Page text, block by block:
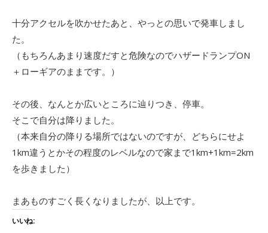
十分アクセルを吹かせたあと、やっとの思いで発車しまし
た。
（もちろんあまり速度だすと危険なのでハザードランプON
＋ローギアのままです。）
その後、なんとか広いところに辿りつき、停車。
そこで自分は降りました。
（本来自分の降りる場所ではないのですが、どちらにせよ
1km違うとかその程度のレベルなので家まで1km+1km=2km
を歩きました）
まあものすごく長くなりましたが、以上です。
いいね: